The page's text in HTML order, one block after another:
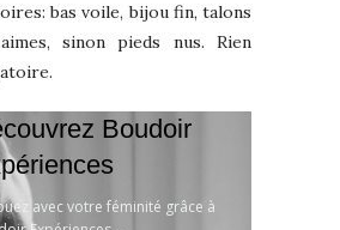
bas voile, bijou fin, talons
sinon pieds nus. Rien